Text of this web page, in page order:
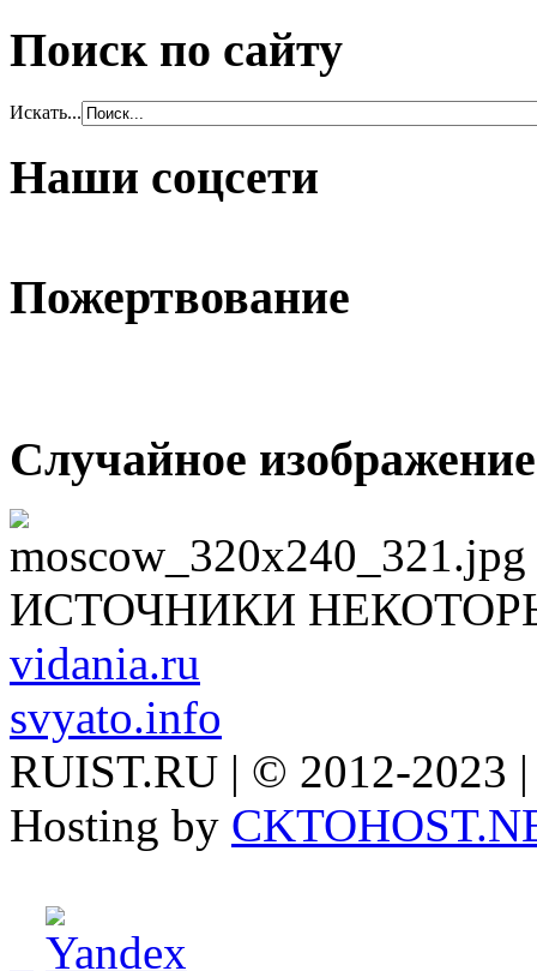
Поиск по сайту
Искать...
Наши соцсети
Пожертвование
Случайное изображение
ИСТОЧНИКИ
vidania.ru
svyato.info
RUIST.RU | © 2012-2023
Hosting by